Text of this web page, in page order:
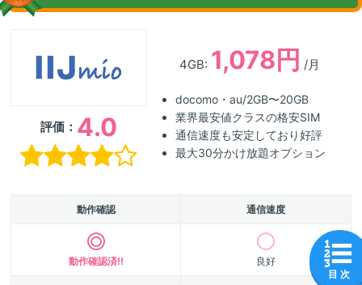
評価： 4.0
4GB: 1,078円 /月
docomo・au/2GB〜20GB
業界最安値クラスの格安SIM
通信速度も安定しており好評
最大30分かけ放題オプション
動作確認 通信速度
動作確認済!! 良好
目 次